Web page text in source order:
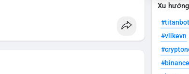
tán trên Binance Square tập trung vào
nhấn mạnh luật mới tại Brazil và
tiêu cực do sợ hãi, nhưng xu hướng
Xu
#titanbot
#vlikevn